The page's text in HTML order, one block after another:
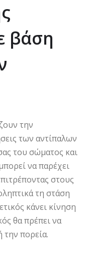
βάση
την
των αντίπαλων
του σώματος και
να παρέχει
στους
τη στάση
κάνει κίνηση
θα πρέπει να
την πορεία.